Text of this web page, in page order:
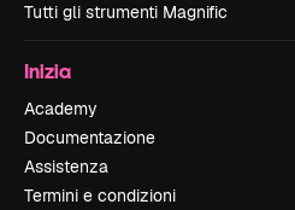
Tutti gli strumenti Magnific
Inizia
Academy
Documentazione
Assistenza
Termini e condizioni